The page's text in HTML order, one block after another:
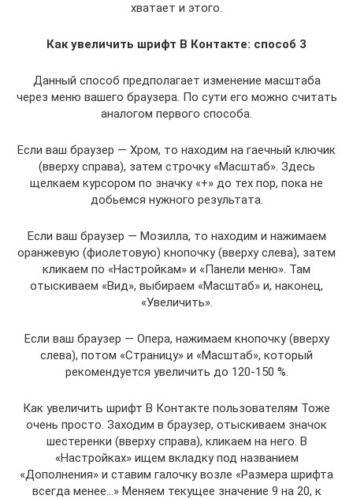
хватает и этого.
Как увеличить шрифт В Контакте: способ 3
Данный способ предполагает изменение масштаба
через меню вашего браузера. По сути его можно считать
аналогом первого способа.
Если ваш браузер — Хром, то находим на гаечный ключик
(вверху справа), затем строчку «Масштаб». Здесь
щелкаем курсором по значку «+» до тех пор, пока не
добьемся нужного результата.
Если ваш браузер — Мозилла, то находим и нажимаем
оранжевую (фиолетовую) кнопочку (вверху слева), затем
кликаем по «Настройкам» и «Панели меню». Там
отыскиваем «Вид», выбираем «Масштаб» и, наконец,
«Увеличить».
Если ваш браузер — Опера, нажимаем кнопочку (вверху
слева), потом «Страницу» и «Масштаб», который
рекомендуется увеличить до 120-150 %.
Как увеличить шрифт В Контакте пользователям Тоже
очень просто. Заходим в браузер, отыскиваем значок
шестеренки (вверху справа), кликаем на него. В
«Настройках» ищем вкладку под названием
«Дополнения» и ставим галочку возле «Размера шрифта
всегда менее…» Меняем текущее значение 9 на 20, к